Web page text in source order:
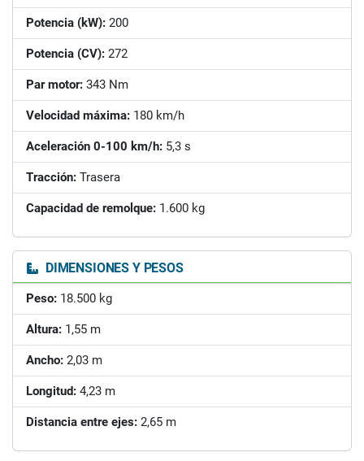
Potencia (kW): 200
Potencia (CV): 272
Par motor: 343 Nm
Velocidad máxima: 180 km/h
Aceleración 0-100 km/h: 5,3 s
Tracción: Trasera
Capacidad de remolque: 1.600 kg
DIMENSIONES Y PESOS
Peso: 18.500 kg
Altura: 1,55 m
Ancho: 2,03 m
Longitud: 4,23 m
Distancia entre ejes: 2,65 m